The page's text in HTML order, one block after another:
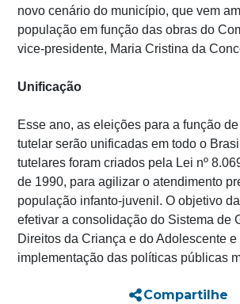
novo cenário do município, que vem
população em função das obras do
vice-presidente, Maria Cristina da
Unificação
Esse ano, as eleições para a função
tutelar serão unificadas em todo o
tutelares foram criados pela Lei nº
de 1990, para agilizar o atendimento
população infanto-juvenil. O objetivo
efetivar a consolidação do Sistema de
Direitos da Criança e do Adolescente
implementação das políticas públicas
Compartilhe